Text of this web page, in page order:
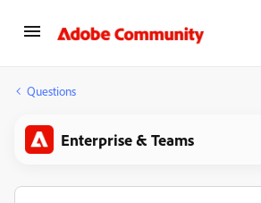
Questions
Enterprise & Teams